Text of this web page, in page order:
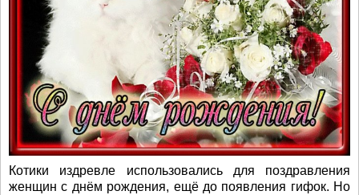
Котики издревле использовались для поздравления
женщин с днём рождения, ещё до появления гифок. Но